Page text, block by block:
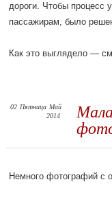
дороги. Чтобы процесс
пассажирам, было
Как это выглядело —
02 Пятница Май
2014
Немного фотографий с